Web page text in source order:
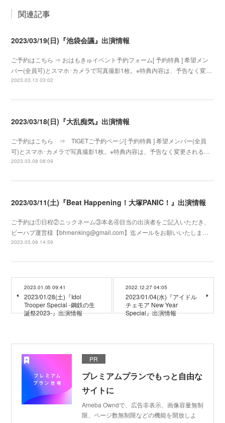
関連記事
2023/03/19(日)『池袋会議』出演情報
ご予約はこちら ⇒ おはもきゅイベント予約フォーム[ 予約特典 ] 希望メン
バー(全員可)とスマホ･カメラで写真撮影1枚。※特典内容は、予告なく変…
2023.03.13 03:02
2023/03/18(日)『大乱痴気』出演情報
ご予約はこちら ⇒ TIGETご予約ページ[ 予約特典 ] 希望メンバー(全員
可)とスマホ･カメラで写真撮影1枚。※特典内容は、予告なく変更される…
2023.03.08 08:09
2023/03/11(土)『Beat Happening！大塚PANIC！』出演情報
ご予約は①日程②ニックネーム③本名④目当の出演者をご記入いただき、
ビーハプ運営様【bhmenking@gmail.com】迄メールをお願いいたしま…
2023.03.06 14:59
2023.01.05 09:41
2023/01/28(土)『Idol
Trooper Special -鋼鉄の生
誕祭2023-』出演情報
2022.12.27 04:05
2023/01/04(水)『アイドル
チェモア New Year
Special』出演情報
PR
プレミアムプランでもっと自由な
サイトに
Ameba Owndで、広告非表示、画像容量無制
限、ページ数無制限などの機能を開放しよ